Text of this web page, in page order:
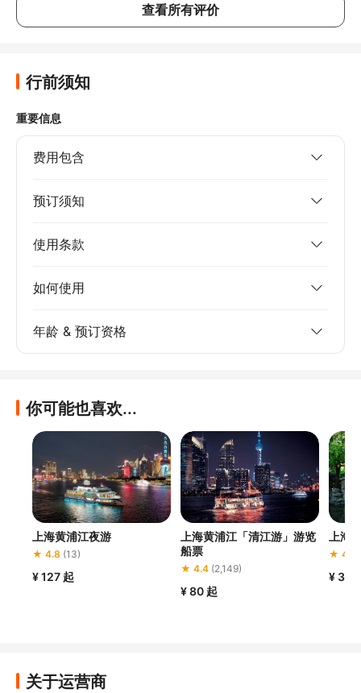
查看所有评价
行前须知
重要信息
费用包含
预订须知
使用条款
如何使用
年龄 & 预订资格
你可能也喜欢...
上海黄浦江夜游
★ 4.8 (13)
¥ 127 起
上海黄浦江「清江游」游览
船票
★ 4.4 (2,149)
¥ 80 起
上海
★ 4.3
¥ 30
关于运营商